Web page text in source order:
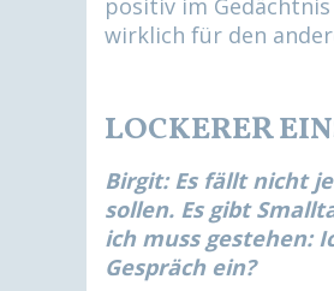
positiv im
wirklich für den
LOCKERER
Birgit: Es fällt nicht
sollen. Es gibt
ich muss gestehen:
Gespräch ein?